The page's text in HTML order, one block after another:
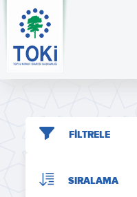
FİLTRELE
SIRALAMA